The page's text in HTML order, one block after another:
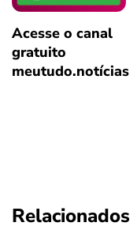
Acesse o canal
gratuito
meutudo.notícias
Relacionados